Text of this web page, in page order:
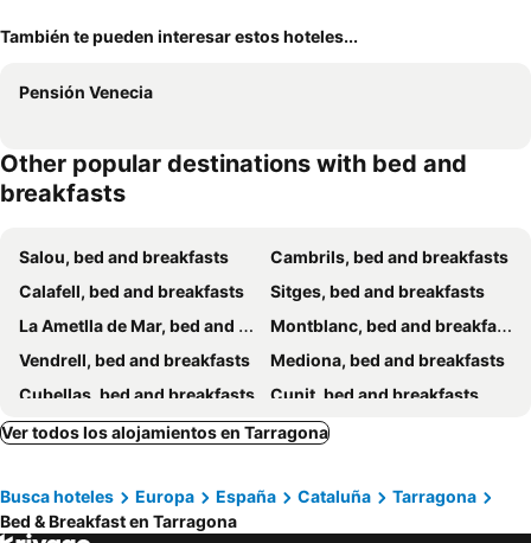
También te pueden interesar estos hoteles...
Pensión Venecia
Other popular destinations with bed and
breakfasts
Salou, bed and breakfasts
Cambrils, bed and breakfasts
Calafell, bed and breakfasts
Sitges, bed and breakfasts
La Ametlla de Mar, bed and breakfasts
Montblanc, bed and breakfasts
Vendrell, bed and breakfasts
Mediona, bed and breakfasts
Cubellas, bed and breakfasts
Cunit, bed and breakfasts
San Pedro de Ribas, bed and breakfasts
Vallbona de las Monjas, bed and breakfasts
Juncosa, bed and breakfasts
Pratdip, bed and breakfasts
Montroig, bed and breakfasts Pontons, bed and breakfasts
Ver todos los alojamientos en Tarragona
Busca hoteles Europa España Cataluña
Tarragona
Bed & Breakfast en Tarragona